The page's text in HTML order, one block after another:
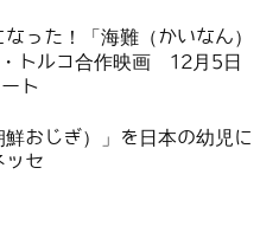
った！「海難（かいなん）
トルコ合作映画 12月5日
ト
鮮おじぎ）」を日本の幼児に
ッセ